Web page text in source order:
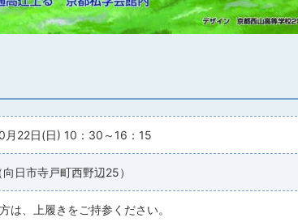
月22日(日) 10：30～16：15
日市寺戸町西野辺25）
、上履きをご持参ください。